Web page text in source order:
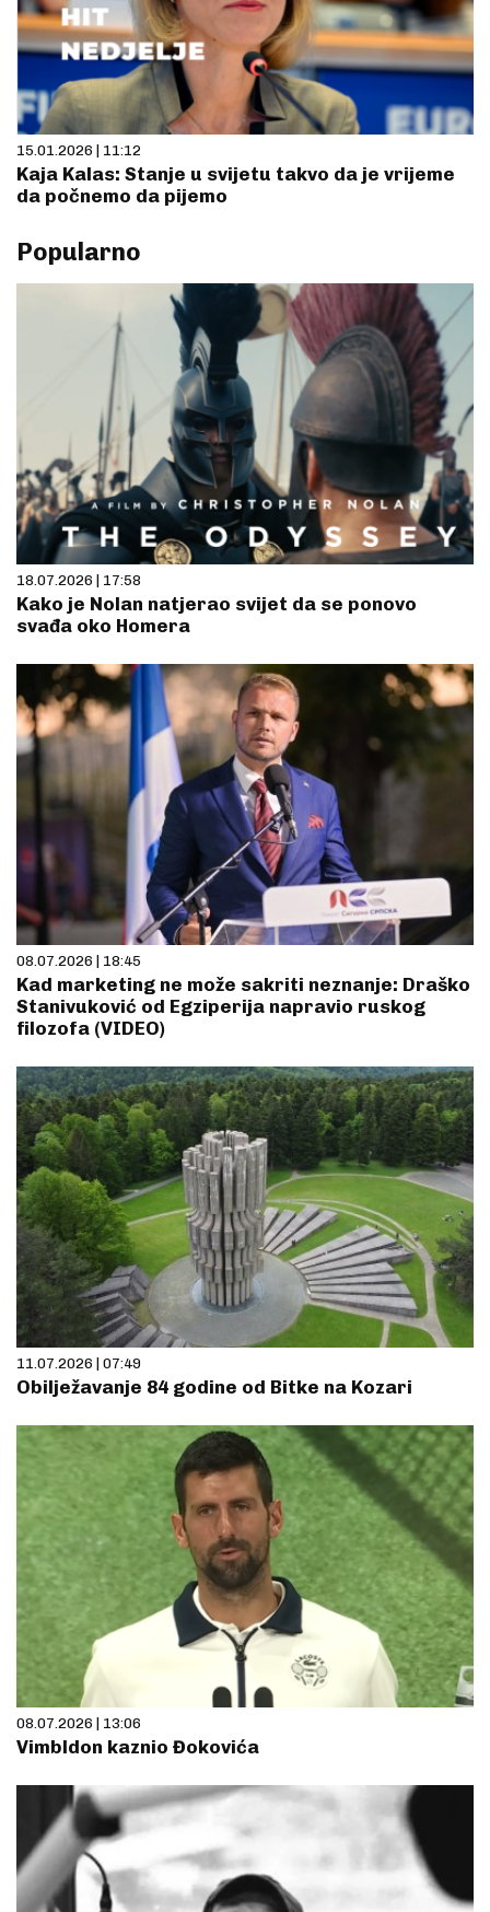
15.01.2026 | 11:12
Kaja Kalas: Stanje u svijetu takvo da je vrijeme
da počnemo da pijemo
Popularno
18.07.2026 | 17:58
Kako je Nolan natjerao svijet da se ponovo
svađa oko Homera
08.07.2026 | 18:45
Kad marketing ne može sakriti neznanje: Draško
Stanivuković od Egziperija napravio ruskog
filozofa (VIDEO)
11.07.2026 | 07:49
Obilježavanje 84 godine od Bitke na Kozari
08.07.2026 | 13:06
Vimbldon kaznio Đokovića